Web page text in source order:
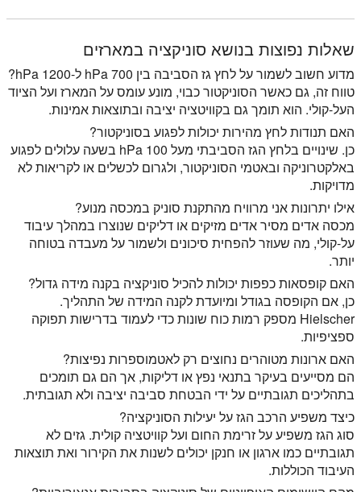
שאלות נפוצות בנושא סוניקציה במארזים
מדוע חשוב לשמור על לחץ גז הסביבה בין 700 hPa ל-1200 hPa?
טווח זה, גם כאשר הסוניקטור כבוי, מונע עומס על המארז ועל הציוד
העל-קולי. הוא תומך גם בקוויטציה יציבה ובתוצאות אמינות.
האם תנודות לחץ מהירות יכולות לפגוע בסוניקטור?
כן. שינויים בלחץ הגז הסביבתי מעל 100 hPa בשעה עלולים לפגוע
באלקטרוניקה ובאטמי הסוניקטור, ולגרום לכשלים או לקריאות לא
מדויקות.
אילו יתרונות אני מרוויח מהתקנת סוניק במכסה מנוע?
מכסה אדים מסיר אדים מזיקים או דליקים שנוצרו במהלך עיבוד
על-קולי, מה שעוזר להפחית סיכונים ולשמור על מעבדה בטוחה
יותר.
האם קופסאות כפפות יכולות להכיל סוניקציה בקנה מידה גדול?
כן, אם הקופסה בגודל ומיועדת לקנה המידה של התהליך.
Hielscher מספק רמות כוח שונות כדי לעמוד בדרישות תפוקה
ספציפיות.
האם ארונות מטוהרים נחוצים רק לאטמוספרות נפיצות?
הם מסייעים בעיקר בתנאי נפץ או דליקות, אך הם גם תומכים
בתהליכים תגובתיים על ידי הבטחת סביבה יציבה ולא תגובתית.
כיצד משפיע הרכב הגז על יעילות הסוניקציה?
סוג הגז משפיע על זרימת החום ועל קוויטציה קולית. גזים לא
תגובתיים כמו ארגון או חנקן יכולים לשנות את הקירור ואת תוצאות
העיבוד הכוללות.